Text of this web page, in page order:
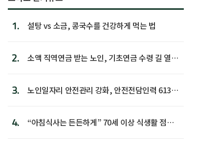
1. 설탕 vs 소금, 콩국수를 건강하게 먹는 법
2.
소액 직역연금 받는 노인, 기초연금 수령 길 열린
3.
노인일자리 안전관리 강화, 안전전담인력 613명
4.
“아침식사는 든든하게” 70세 이상 식생활 점수